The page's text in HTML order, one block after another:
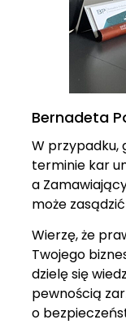
Bernadeta
W przypadku,
terminie kar
a
może
Wierzę, że
Twojego
dzielę się
pewnością
o